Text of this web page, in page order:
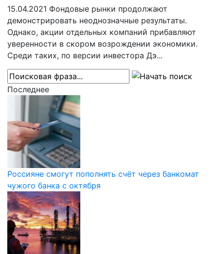
15.04.2021 Фондовые рынки продолжают
демонстрировать неоднозначные результаты.
Однако, акции отдельных компаний прибавляют
уверенности в скором возрождении экономики.
Среди таких, по версии инвестора Дэ...
Последнее
Россияне смогут пополнять счёт через банкомат
чужого банка с октября